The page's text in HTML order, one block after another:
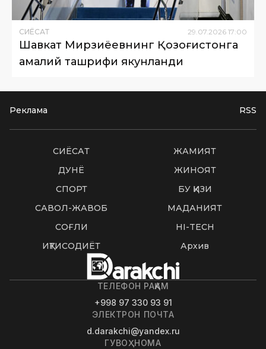
СИËСАТ 29.07.2026 17:00
Шавкат Мирзиёевнинг Қозоғистонга
амалий ташрифи якунланди
Реклама RSS
СИËСАТ
ЖАМИЯТ
ДУНË
ЖИНОЯТ
СПОРТ
БУ ҚИЗИҚ
САВОЛ-ЖАВОБ
МАДАНИЯТ
СОҒЛИҚ
HI-TECH
ИҚТИСОДИЁТ
Архив
ТЕЛЕФОН РАҚАМ
+998 97 330 93 91
ЭЛЕКТРОН ПОЧТА
d.darakchi@yandex.ru
ГУВОҲНОМА